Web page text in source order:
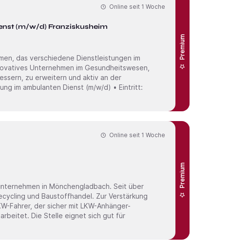
(m/w/d) Franziskusheim
Premium
Online seit 1 Woche
Unternehmen im Gesundheitswesen,
zu erweitern und aktiv an der
Premium
Online seit 1 Woche
Baustoffhandel. Zur Verstärkung
Fahrer, der sicher mit LKW-Anhänger-
sich gut für